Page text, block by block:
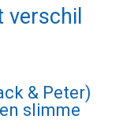
& Peter)
slimme